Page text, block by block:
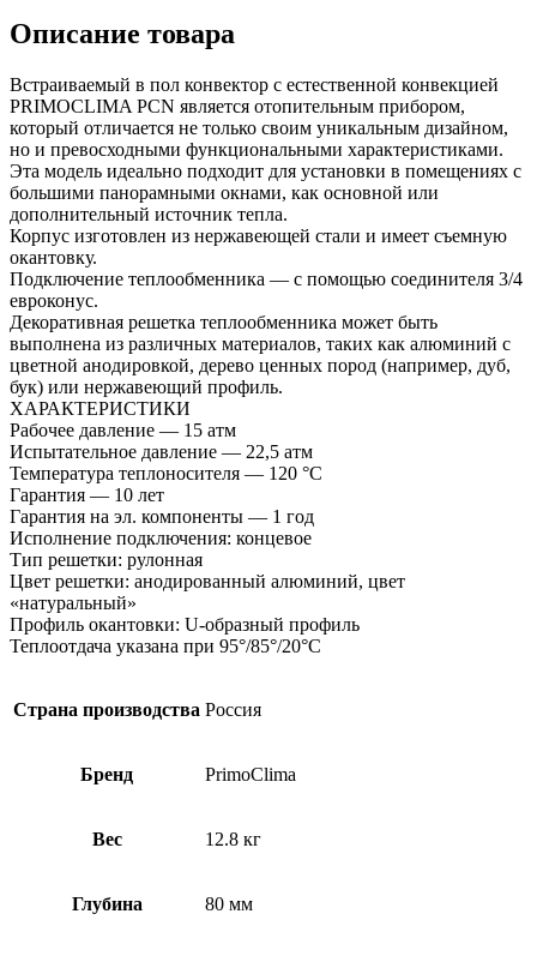
Описание товара
Встраиваемый в пол конвектор с естественной конвекцией
PRIMOCLIMA PCN является отопительным прибором,
который отличается не только своим уникальным дизайном,
но и превосходными функциональными характеристиками.
Эта модель идеально подходит для установки в помещениях с
большими панорамными окнами, как основной или
дополнительный источник тепла.
Корпус изготовлен из нержавеющей стали и имеет съемную
окантовку.
Подключение теплообменника — с помощью соединителя 3/4
евроконус.
Декоративная решетка теплообменника может быть
выполнена из различных материалов, таких как алюминий с
цветной анодировкой, дерево ценных пород (например, дуб,
бук) или нержавеющий профиль.
ХАРАКТЕРИСТИКИ
Рабочее давление — 15 атм
Испытательное давление — 22,5 атм
Температура теплоносителя — 120 °С
Гарантия — 10 лет
Гарантия на эл. компоненты — 1 год
Исполнение подключения: концевое
Тип решетки: рулонная
Цвет решетки: анодированный алюминий, цвет
«натуральный»
Профиль окантовки: U-образный профиль
Теплоотдача указана при 95°/85°/20°С
Страна производства Россия
Бренд PrimoClima
Вес 12.8 кг
Глубина 80 мм